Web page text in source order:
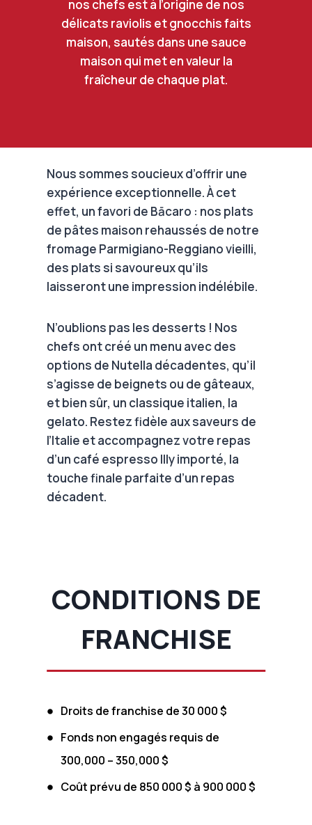
nos chefs est à l’origine de nos
délicats raviolis et gnocchis faits
maison, sautés dans une sauce
maison qui met en valeur la
fraîcheur de chaque plat.
Nous sommes soucieux d’offrir une
expérience exceptionnelle. À cet
effet, un favori de Bācaro : nos plats
de pâtes maison rehaussés de notre
fromage Parmigiano-Reggiano vieilli,
des plats si savoureux qu’ils
laisseront une impression indélébile.
N’oublions pas les desserts ! Nos
chefs ont créé un menu avec des
options de Nutella décadentes, qu’il
s’agisse de beignets ou de gâteaux,
et bien sûr, un classique italien, la
gelato. Restez fidèle aux saveurs de
l’Italie et accompagnez votre repas
d’un café espresso Illy importé, la
touche finale parfaite d’un repas
décadent.
CONDITIONS DE
FRANCHISE
Droits de franchise de 30 000 $
Fonds non engagés requis de
300,000 – 350,000 $
Coût prévu de 850 000 $ à 900 000 $